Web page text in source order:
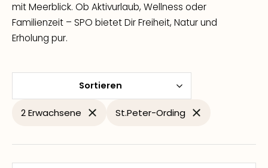
mit Meerblick. Ob Aktivurlaub, Wellness oder
Familienzeit – SPO bietet Dir Freiheit, Natur und
Erholung pur.
2 Erwachsene St.Peter-Ording
Sortieren